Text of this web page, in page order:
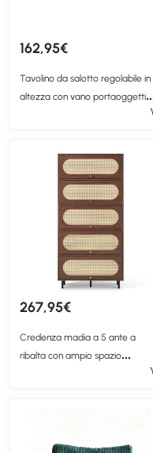
162,95€
Tavolino da salotto regolabile in
altezza con vano portaoggetti
267,95€
Credenza madia a 5 ante a
ribalta con ampio spazio
portaoggetti e dettagli in rattan,